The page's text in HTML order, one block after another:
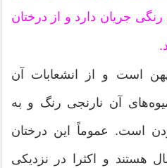
جریان دارد و از درختان
است و از انشعابات آن
آن نارنجی رنگ و به
است. عموماً این درختان
هستند و اکثرا در نزدیکی